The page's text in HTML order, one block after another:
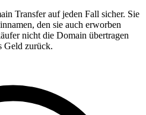
Transfer auf jeden Fall sicher. Sie
den sie auch erworben
nicht die Domain übertragen
Geld zurück.